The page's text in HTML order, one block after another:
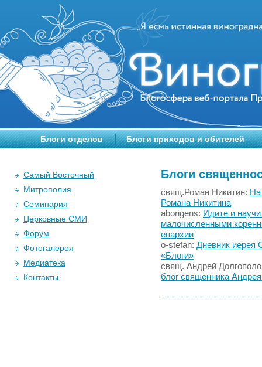
Блоги отделов Блоги приходов и обителей
Блоги
свящ.Роман Никитин:
Романа Никитина
aborigens: Идите и
малочисленными
епархии
o-stefan: Дневник иерея
«Блоги»
свящ. Андрей
блог священника
Самый Восточный
Митрополия
Семинария
Церковные СМИ
Форум
Фотогалерея
Медиатека
Контакты